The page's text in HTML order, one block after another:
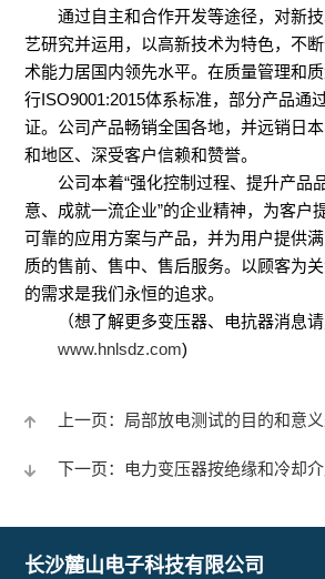
用
防
产
品
炉
用
冲
量
回
馈
电
抗
器
中、
电抗
器
特
通
工
程
机
械
风
电、
通过自主和合作开发等途径，对新
艺研究并运用，以高新技术为特色，不
术能力居国内领先水平。在质量管理和
行ISO9001:2015体系标准，部分产品通
证。公司产品畅销全国各地，并远销日
和地区、深受客户信赖和赞誉。
公司本着“强化控制过程、提升产品
意、成就一流企业”的企业精神，为客户
可靠的应用方案与产品，并为用户提供
质的售前、售中、售后服务。以顾客为
的需求是我们永恒的追求。
（想了解更多变压器、电抗器消息
www.hnlsdz.com)
上一页：局部放电测试的目的和意义
下一页：电力变压器按绝缘和冷却介
长沙麓山电子科技有限公司